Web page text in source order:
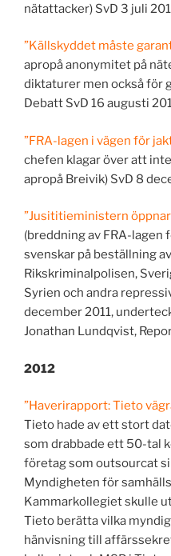
nätattacker) SvD 3 juli
”Källskyddet måste
apropå anonymitet på
diktaturer men också för
Debatt SvD 16 augusti
”FRA-lagen i vägen för
chefen klagar över att
apropå Breivik) SvD 8
”Jusititieministern
(breddning av FRA-lagen
svenskar på beställning
Rikskriminalpolisen,
Syrien och andra
december 2011,
Jonathan Lundqvist,
2012
”Haverirapport: Tieto
Tieto hade av ett stort
som drabbade ett 50-tal
företag som outsourcat
Myndigheten för
Kammarkollegiet skulle
Tieto berätta vilka
hänvisning till